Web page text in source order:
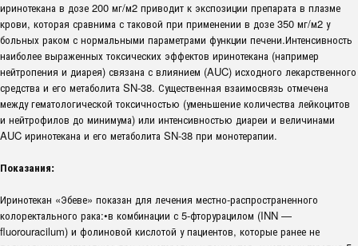
иринотекана в дозе 200 мг/м2 приводит к экспозиции препарата в плазме
крови, которая сравнима с таковой при применении в дозе 350 мг/м2 у
больных раком с нормальными параметрами функции печени.Интенсивность
наиболее выраженных токсических эффектов иринотекана (например
нейтропения и диарея) связана с влиянием (AUC) исходного лекарственного
средства и его метаболита SN-38. Существенная взаимосвязь отмечена
между гематологической токсичностью (уменьшение количества лейкоцитов
и нейтрофилов до минимума) или интенсивностью диареи и величинами
AUC иринотекана и его метаболита SN-38 при монотерапии.
Показания:
Иринотекан «Эбеве» показан для лечения местно-распространенного
колоректального рака:•в комбинации с 5-фторурацилом (INN —
fluorouracilum) и фолиновой кислотой у пациентов, которые ранее не